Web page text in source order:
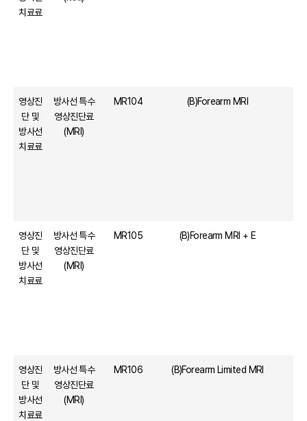
치료료
영상진
단 및
방사선
치료료
방사선 특수
영상진단료
(MRI)
MR104 (B)Forearm MRI
영상진
단 및
방사선
치료료
방사선 특수
영상진단료
(MRI)
MR105 (B)Forearm MRI + E
영상진
단 및
방사선
치료료
방사선 특수
영상진단료
(MRI)
MR106 (B)Forearm Limited MRI